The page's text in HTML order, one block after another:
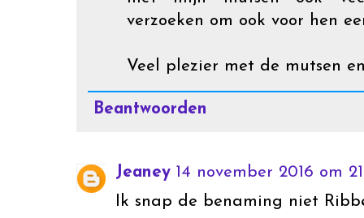
verzoeken om ook voor hen
Veel plezier met de mutsen
Beantwoorden
Jeaney 14 november 2016 om
Ik snap de benaming niet